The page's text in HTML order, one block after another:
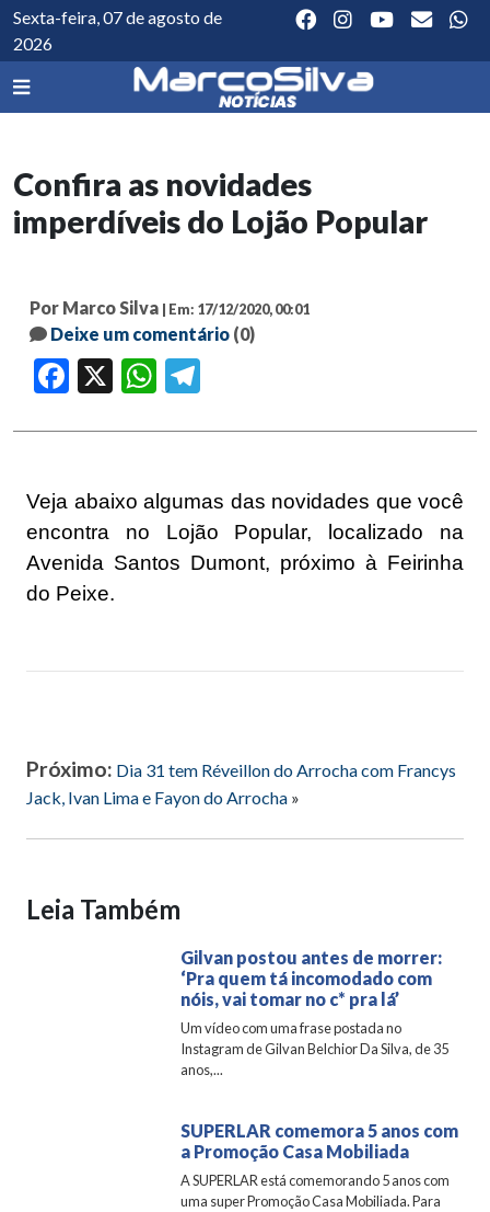
Sexta-feira, 07 de agosto de
2026
Confira as novidades
imperdíveis do Lojão Popular
Por Marco Silva | Em: 17/12/2020, 00:01
Deixe um comentário (0)
Facebook WhatsApp
Veja abaixo algumas das novidades que você
encontra no Lojão Popular, localizado na
Avenida Santos Dumont, próximo à Feirinha
do Peixe.
Próximo: Dia 31 tem Réveillon do Arrocha com Francys
Jack, Ivan Lima e Fayon do Arrocha »
Leia Também
Gilvan postou antes de morrer:
‘Pra quem tá incomodado com
nóis, vai tomar no c* pra lá’
Um vídeo com uma frase postada no
Instagram de Gilvan Belchior Da Silva, de 35
anos,...
SUPERLAR comemora 5 anos com
a Promoção Casa Mobiliada
A SUPERLAR está comemorando 5 anos com
uma super Promoção Casa Mobiliada. Para